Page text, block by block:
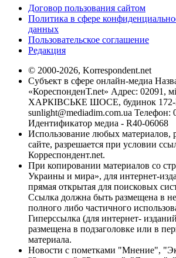
Договор пользования сайтом
Политика в сфере
данных
Пользовательское соглашение
Редакция
© 2000-2026, Korrespondent.net
Субъект в сфере онлайн-медиа
«КореспонденТ.net» Адрес: 02091,
ХАРКІВСЬКЕ ШОСЕ, будинок 172-
sunlight@mediadim.com.ua Телефон:
Идентификатор медиа - R40-06068
Использование любых материалов,
сайте, разрешается при условии
Корреспондент.net.
При копировании материалов со
Украины и мира», для интернет-
прямая открытая для поисковых
Ссылка должна быть размещена в
полного либо частичного
Гиперссылка (для интернет-
размещена в подзаголовке или в
материала.
Новости с пометками "Мнение",